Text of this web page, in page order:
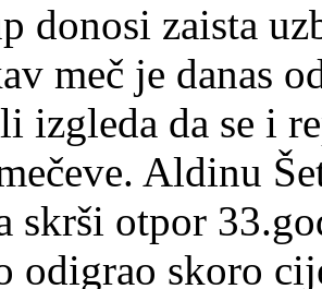
donosi zaista
meč je danas
izgleda da se i
Aldinu
skrši otpor
odigrao skoro